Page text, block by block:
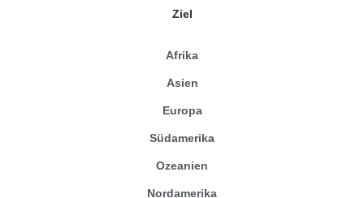
Ziel
Afrika
Asien
Europa
Südamerika
Ozeanien
Nordamerika